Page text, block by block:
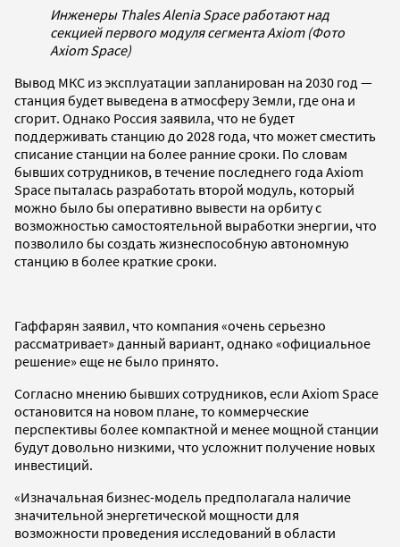
Инженеры Thales Alenia Space работают над
секцией первого модуля сегмента Axiom (Фото
Axiom Space)
Вывод МКС из эксплуатации запланирован на 2030 год —
станция будет выведена в атмосферу Земли, где она и
сгорит. Однако Россия заявила, что не будет
поддерживать станцию до 2028 года, что может сместить
списание станции на более ранние сроки. По словам
бывших сотрудников, в течение последнего года Axiom
Space пыталась разработать второй модуль, который
можно было бы оперативно вывести на орбиту с
возможностью самостоятельной выработки энергии, что
позволило бы создать жизнеспособную автономную
станцию в более краткие сроки.
Гаффарян заявил, что компания «очень серьезно
рассматривает» данный вариант, однако «официальное
решение» еще не было принято.
Согласно мнению бывших сотрудников, если Axiom Space
остановится на новом плане, то коммерческие
перспективы более компактной и менее мощной станции
будут довольно низкими, что усложнит получение новых
инвестиций.
«Изначальная бизнес-модель предполагала наличие
значительной энергетической мощности для
возможности проведения исследований в области